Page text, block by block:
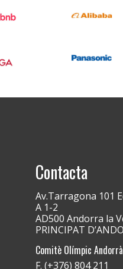
Contacta
Av.Tarragona 101
A 1-2
AD500 Andorra la
PRINCIPAT
Comitè Olímpic Andorrà
F. (+376) 804 211